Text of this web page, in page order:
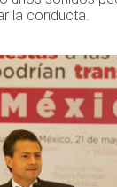
la conducta.